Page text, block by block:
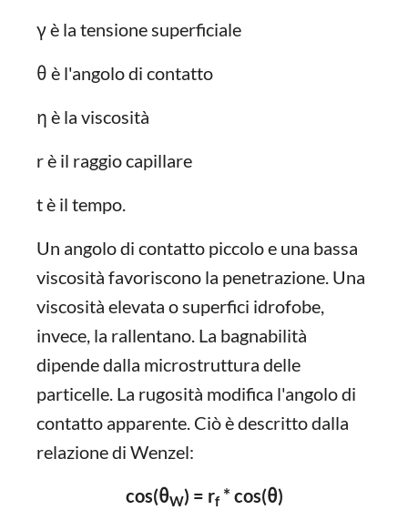
γ è la tensione superficiale
θ è l'angolo di contatto
η è la viscosità
r è il raggio capillare
t è il tempo.
Un angolo di contatto piccolo e una bassa
viscosità favoriscono la penetrazione. Una
viscosità elevata o superfici idrofobe,
invece, la rallentano. La bagnabilità
dipende dalla microstruttura delle
particelle. La rugosità modifica l'angolo di
contatto apparente. Ciò è descritto dalla
relazione di Wenzel:
cos(θW) = rf* cos(θ)